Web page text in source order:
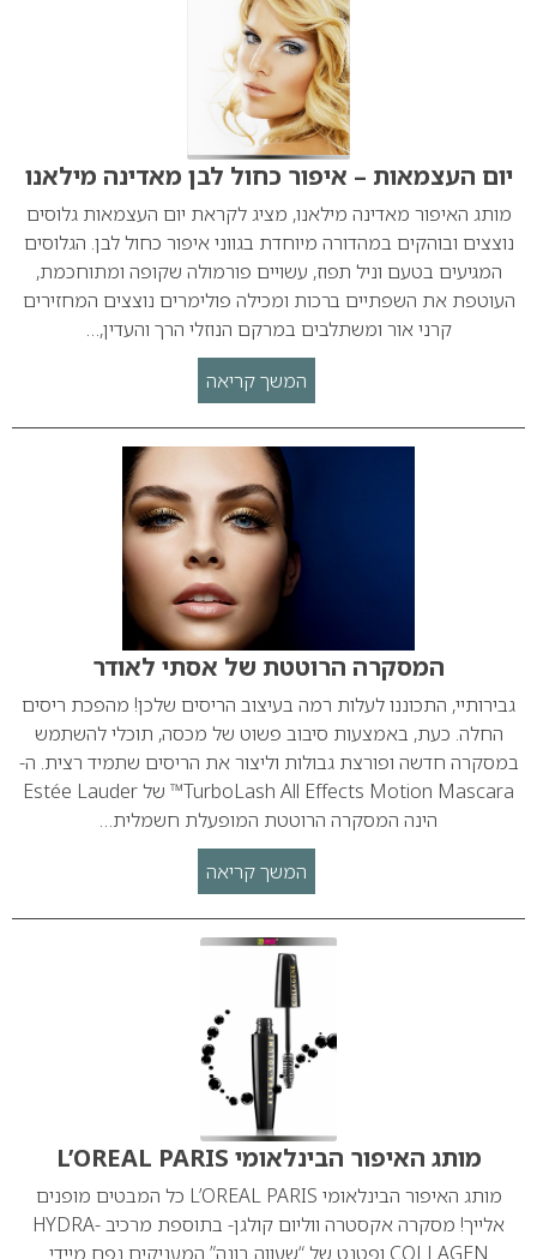
יום העצמאות – איפור כחול לבן מאדינה מילאנו
מותג האיפור מאדינה מילאנו, מציג לקראת יום העצמאות גלוסים
נוצצים ובוהקים במהדורה מיוחדת בגווני איפור כחול לבן. הגלוסים
המגיעים בטעם וניל תפוז, עשויים פורמולה שקופה ומתוחכמת,
העוטפת את השפתיים ברכות ומכילה פולימרים נוצצים המחזירים
קרני אור ומשתלבים במרקם הנוזלי הרך והעדין,…
המשך קריאה
המסקרה הרוטטת של אסתי לאודר
גבירותיי, התכוננו לעלות רמה בעיצוב הריסים שלכן! מהפכת ריסים
החלה. כעת, באמצעות סיבוב פשוט של מכסה, תוכלי להשתמש
במסקרה חדשה ופורצת גבולות וליצור את הריסים שתמיד רצית. ה-
TurboLash All Effects Motion Mascara™ של Estée Lauder
הינה המסקרה הרוטטת המופעלת חשמלית…
המשך קריאה
מותג האיפור הבינלאומי L’OREAL PARIS
מותג האיפור הבינלאומי L’OREAL PARIS כל המבטים מופנים
אלייך! מסקרה אקסטרה ווליום קולגן- בתוספת מרכיב HYDRA-
COLLAGEN ופטנט של “שעווה בונה” המעניקים נפח מיידי